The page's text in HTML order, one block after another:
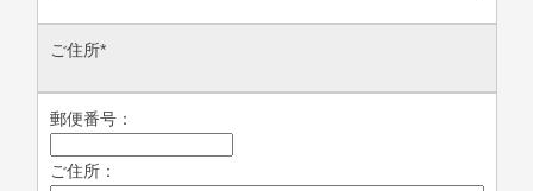
ご住所*
郵便番号：
ご住所：